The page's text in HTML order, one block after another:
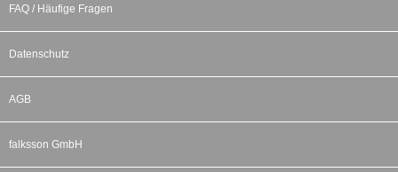
FAQ / Häufige Fragen
Datenschutz
AGB
falksson GmbH